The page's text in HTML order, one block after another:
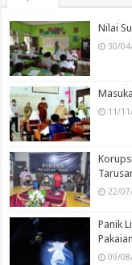
Nilai
30/
11/
22/
Panik
09/